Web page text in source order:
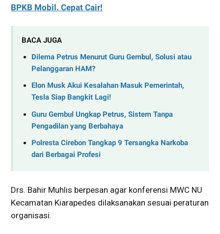
BPKB Mobil. Cepat Cair!
BACA JUGA
Dilema Petrus Menurut Guru Gembul, Solusi atau
Pelanggaran HAM?
Elon Musk Akui Kesalahan Masuk Pemerintah,
Tesla Siap Bangkit Lagi!
Guru Gembul Ungkap Petrus, Sistem Tanpa
Pengadilan yang Berbahaya
Polresta Cirebon Tangkap 9 Tersangka Narkoba
dari Berbagai Profesi
Drs. Bahir Muhlis berpesan agar konferensi MWC NU
Kecamatan Kiarapedes dilaksanakan sesuai peraturan
organisasi.